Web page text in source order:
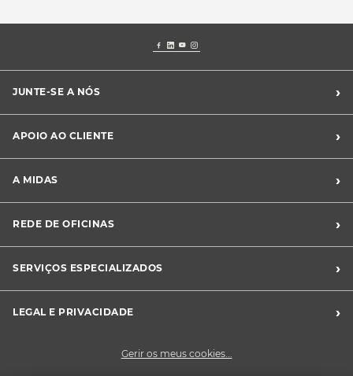
JUNTE-SE A NÓS ›
Franchising Midas
APOIO AO CLIENTE ›
Livro de Reclamações
Canal de Denúncias
Perguntas Frequentes
A MIDAS ›
Sustentabilidade
Notícias Midas
REDE DE OFICINAS ›
SERVIÇOS ESPECIALIZADOS
›
LEGAL E PRIVACIDADE
›
Gerir os meus cookies...